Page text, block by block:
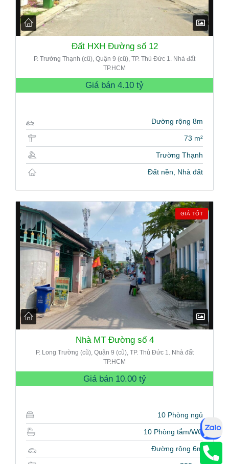
Đất HXH Đường số 12
P. Trường Thạnh (cũ), Quận 9 (cũ), TP. Thủ Đức 1. Nhà đất
TP.HCM
Giá bán 4.10 tỷ
Đường rộng 8m
73 m²
Trường Thạnh
Đất nền, Nhà đất
GIÁ TỐT
Nhà MT Đường số 4
P. Long Trường (cũ), Quận 9 (cũ), TP. Thủ Đức 1. Nhà đất
TP.HCM
Giá bán 10.00 tỷ
10 Phòng ngủ
10 Phòng tắm/WC
Đường rộng 6m